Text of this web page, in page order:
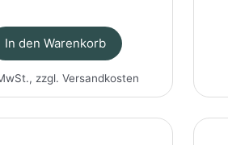
In den Warenkorb
zzgl. Versandkosten